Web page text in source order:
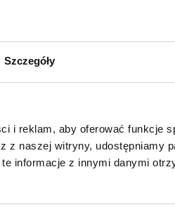
Szczegóły
i reklam, aby oferować funkcje
naszej witryny, udostępniamy
informacje z innymi danymi
pozwala na podniesienie
jest do: